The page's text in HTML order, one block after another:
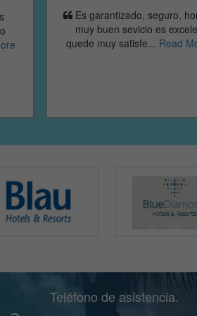
I definitely recommend
agency for any booking of
Teléfono de asistencia.